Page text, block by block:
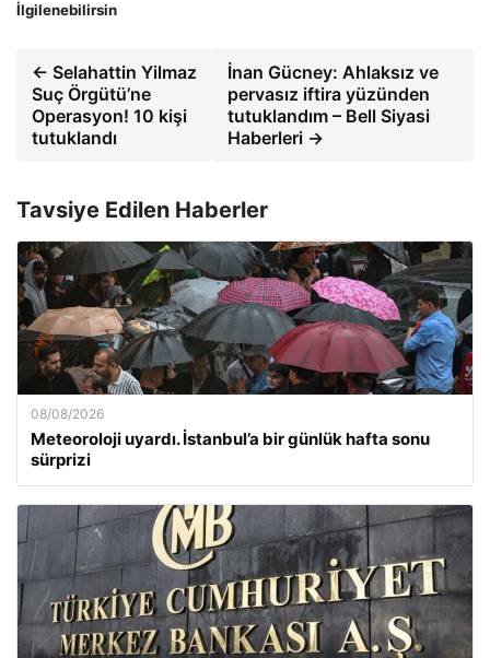
İlgilenebilirsin
← Selahattin Yilmaz
Suç Örgütü’ne
Operasyon! 10 kişi
tutuklandı
İnan Gücney: Ahlaksız ve
pervasız iftira yüzünden
tutuklandım – Bell Siyasi
Haberleri →
Tavsiye Edilen Haberler
08/08/2026
Meteoroloji uyardı. İstanbul’a bir günlük hafta sonu
sürprizi